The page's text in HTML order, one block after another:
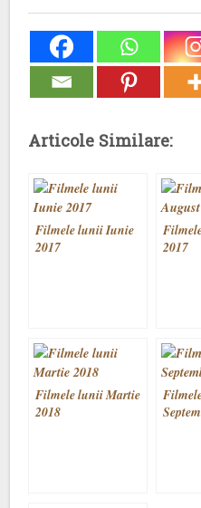
Articole Similare:
Filmele lunii Iunie
2017
2017
Filmele lunii Martie
2018